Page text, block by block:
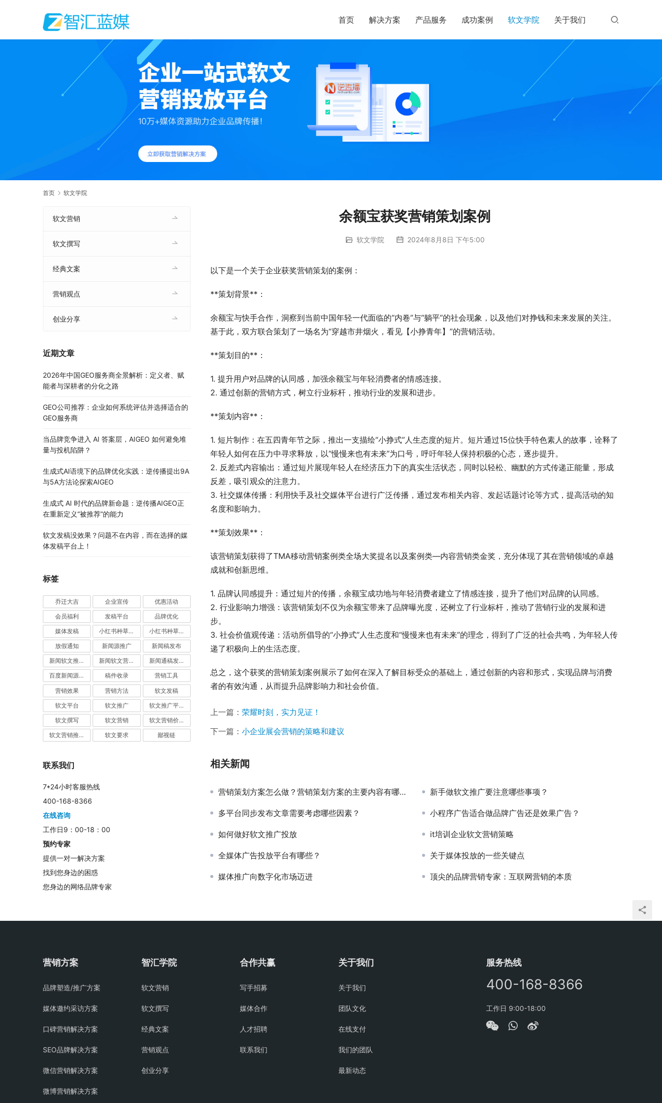
首页 解决方案 产品服务 成功案例 软文学院 关于我们
首页 软文学院
余额宝获奖营销策划案例
软文学院 2024年8月8日 下午5:00
以下是一个关于企业获奖营销策划的案例：
**策划背景**：
余额宝与快手合作，洞察到当前中国年轻一代面临的“内卷”与“躺平”的社会现象，以及他们对挣钱和未来发展的关注。
基于此，双方联合策划了一场名为“穿越市井烟火，看见【小挣青年】”的营销活动。
**策划目的**：
1. 提升用户对品牌的认同感，加强余额宝与年轻消费者的情感连接。
2. 通过创新的营销方式，树立行业标杆，推动行业的发展和进步。
**策划内容**：
1. 短片制作：在五四青年节之际，推出一支描绘“小挣式”人生态度的短片。短片通过15位快手特色素人的故事，诠释了
年轻人如何在压力中寻求释放，以“慢慢来也有未来”为口号，呼吁年轻人保持积极的心态，逐步提升。
2. 反差式内容输出：通过短片展现年轻人在经济压力下的真实生活状态，同时以轻松、幽默的方式传递正能量，形成
反差，吸引观众的注意力。
3. 社交媒体传播：利用快手及社交媒体平台进行广泛传播，通过发布相关内容、发起话题讨论等方式，提高活动的知
名度和影响力。
**策划效果**：
该营销策划获得了TMA移动营销案例类全场大奖提名以及案例类—内容营销类金奖，充分体现了其在营销领域的卓越
成就和创新思维。
1. 品牌认同感提升：通过短片的传播，余额宝成功地与年轻消费者建立了情感连接，提升了他们对品牌的认同感。
2. 行业影响力增强：该营销策划不仅为余额宝带来了品牌曝光度，还树立了行业标杆，推动了营销行业的发展和进
步。
3. 社会价值观传递：活动所倡导的“小挣式”人生态度和“慢慢来也有未来”的理念，得到了广泛的社会共鸣，为年轻人传
递了积极向上的生活态度。
总之，这个获奖的营销策划案例展示了如何在深入了解目标受众的基础上，通过创新的内容和形式，实现品牌与消费
者的有效沟通，从而提升品牌影响力和社会价值。
上一篇： 荣耀时刻，实力见证！
下一篇： 小企业展会营销的策略和建议
相关新闻
营销策划方案怎么做？营销策划方案的主要内容有哪些? 新手做软文推广要注意哪些事项？
多平台同步发布文章需要考虑哪些因素？ 小程序广告适合做品牌广告还是效果广告？
如何做好软文推广投放 it培训企业软文营销策略
全媒体广告投放平台有哪些？ 关于媒体投放的一些关键点
媒体推广向数字化市场迈进 顶尖的品牌营销专家：互联网营销的本质
软文营销
软文撰写
经典文案
营销观点
创业分享
近期文章
2026年中国GEO服务商全景解析：定义者、赋
能者与深耕者的分化之路
GEO公司推荐：企业如何系统评估并选择适合的
GEO服务商
当品牌竞争进入 AI 答案层，AIGEO 如何避免堆
量与投机陷阱？
生成式AI语境下的品牌优化实践：逆传播提出9A
与5A方法论探索AIGEO
生成式 AI 时代的品牌新命题：逆传播AIGEO正
在重新定义“被推荐”的能力
软文发稿没效果？问题不在内容，而在选择的媒
体发稿平台上！
标签
乔迁大吉 企业宣传 优惠活动
会员福利 发稿平台 品牌优化
媒体发稿 小红书种草推广 小红书种草营销
放假通知 新闻源推广 新闻稿发布
新闻软文推广发稿 新闻软文营销推广 新闻通稿发布推广
百度新闻源发布 稿件收录 营销工具
营销效果 营销方法 软文发稿
软文平台 软文推广 软文推广平台
软文撰写 软文营销 软文营销价值
软文营销推广 软文要求 鄙视链
联系我们
7*24小时客服热线
400-168-8366
在线咨询
工作日9：00-18：00
预约专家
提供一对一解决方案
找到您身边的困惑
您身边的网络品牌专家
营销方案
品牌塑造/推广方案
媒体邀约采访方案
口碑营销解决方案
SEO品牌解决方案
微信营销解决方案
微博营销解决方案
智汇学院
软文营销
软文撰写
经典文案
营销观点
创业分享
合作共赢
写手招募
媒体合作
人才招聘
联系我们
关于我们
关于我们
团队文化
在线支付
我们的团队
最新动态
服务热线
400-168-8366
工作日 9:00-18:00